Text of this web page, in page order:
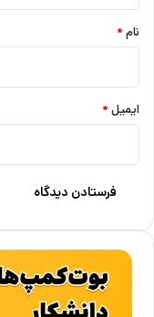
نام *
ایمیل *